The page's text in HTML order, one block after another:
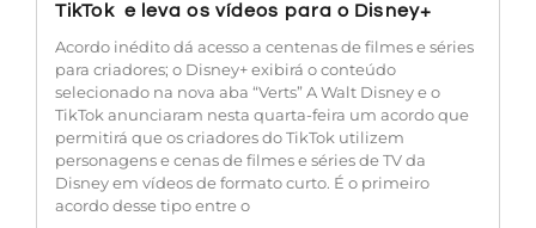
TikTok e leva os vídeos para o Disney+
Acordo inédito dá acesso a centenas de filmes e séries
para criadores; o Disney+ exibirá o conteúdo
selecionado na nova aba “Verts” A Walt Disney e o
TikTok anunciaram nesta quarta-feira um acordo que
permitirá que os criadores do TikTok utilizem
personagens e cenas de filmes e séries de TV da
Disney em vídeos de formato curto. É o primeiro
acordo desse tipo entre o